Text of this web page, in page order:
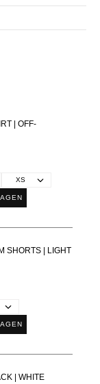
| OFF-
SHORTS | LIGHT
| WHITE